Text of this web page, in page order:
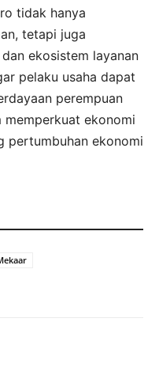
tidak hanya
tetapi juga
ekosistem layanan
pelaku usaha dapat
perempuan
memperkuat ekonomi
pertumbuhan ekonomi